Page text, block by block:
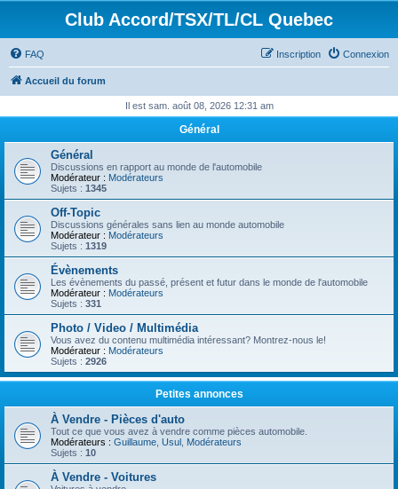
Club Accord/TSX/TL/CL Quebec
FAQ Connexion
Inscription
Accueil du forum
Il est sam. août 08, 2026 12:31 am
Général
Général
Discussions en rapport au monde de l'automobile
Modérateur : Modérateurs
Sujets : 1345
Off-Topic
Discussions générales sans lien au monde automobile
Modérateur : Modérateurs
Sujets : 1319
Évènements
Les évènements du passé, présent et futur dans le monde de l'automobile
Modérateur : Modérateurs
Sujets : 331
Photo / Video / Multimédia
Vous avez du contenu multimédia intéressant? Montrez-nous le!
Modérateur : Modérateurs
Sujets : 2926
Petites annonces
À Vendre - Pièces d'auto
Tout ce que vous avez à vendre comme pièces automobile.
Modérateurs : Guillaume Usul Modérateurs
Sujets : 10
À Vendre - Voitures